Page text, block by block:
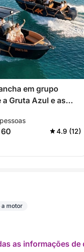
em grupo
Gruta Azul e as
4.9 (12)
a motor
as informações de